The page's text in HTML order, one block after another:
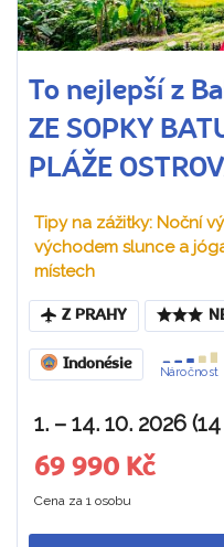
To nejlepší z
ZE SOPKY
PLÁŽE
Tipy na zážitky: Noční
východem slunce a
místech
Z PRAHY
Indonésie
Náročnost
1. – 14. 10. 2026
69 990 Kč
Cena za 1 osobu